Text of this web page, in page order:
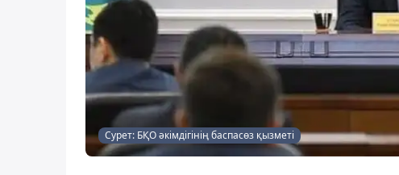
Сурет: БҚО әкімдігінің баспасөз қызметі